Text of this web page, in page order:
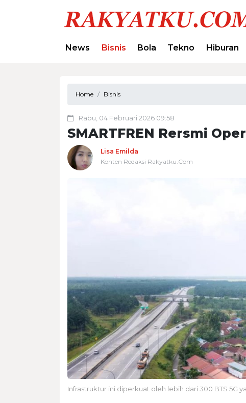
News Bisnis Bola Tekno Hiburan
Home Bisnis
Rabu, 04 Februari 2026 09:58
SMARTFREN Rersmi
Lisa Emilda
Konten Redaksi Rakyatku.Com
Infrastruktur ini diperkuat oleh lebih dari 300 BTS 5G